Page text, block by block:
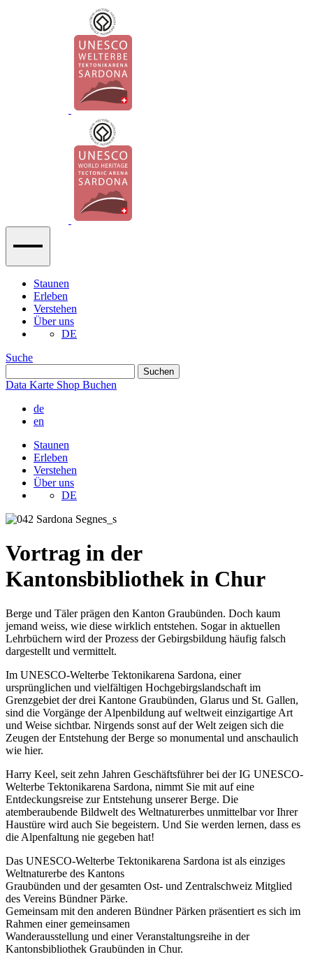
Staunen
Erleben
Verstehen
Über uns
DE
Suche
Data Karte Shop Buchen
de
en
Staunen
Erleben
Verstehen
Über uns
DE
Vortrag in der
Kantonsbibliothek in Chur
Berge und Täler prägen den Kanton Graubünden. Doch kaum
jemand weiss, wie diese wirklich entstehen. Sogar in aktuellen
Lehrbüchern wird der Prozess der Gebirgsbildung häufig falsch
dargestellt und vermittelt.
Im UNESCO-Welterbe Tektonikarena Sardona, einer
ursprünglichen und vielfältigen Hochgebirgslandschaft im
Grenzgebiet der drei Kantone Graubünden, Glarus und St. Gallen,
sind die Vorgänge der Alpenbildung auf weltweit einzigartige Art
und Weise sichtbar. Nirgends sonst auf der Welt zeigen sich die
Zeugen der Entstehung der Berge so monumental und anschaulich
wie hier.
Harry Keel, seit zehn Jahren Geschäftsführer bei der IG UNESCO-
Welterbe Tektonikarena Sardona, nimmt Sie mit auf eine
Entdeckungsreise zur Entstehung unserer Berge. Die
atemberaubende Bildwelt des Weltnaturerbes unmittelbar vor Ihrer
Haustüre wird auch Sie begeistern. Und Sie werden lernen, dass es
die Alpenfaltung nie gegeben hat!
Das UNESCO-Welterbe Tektonikarena Sardona ist als einziges
Weltnaturerbe des Kantons
Graubünden und der gesamten Ost- und Zentralschweiz Mitglied
des Vereins Bündner Pärke.
Gemeinsam mit den anderen Bündner Pärken präsentiert es sich im
Rahmen einer gemeinsamen
Wanderausstellung und einer Veranstaltungsreihe in der
Kantonsbibliothek Graubünden in Chur.